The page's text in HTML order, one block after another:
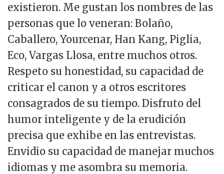
existieron. Me gustan los nombres de las
personas que lo veneran: Bolaño,
Caballero, Yourcenar, Han Kang, Piglia,
Eco, Vargas Llosa, entre muchos otros.
Respeto su honestidad, su capacidad de
criticar el canon y a otros escritores
consagrados de su tiempo. Disfruto del
humor inteligente y de la erudición
precisa que exhibe en las entrevistas.
Envidio su capacidad de manejar muchos
idiomas y me asombra su memoria.